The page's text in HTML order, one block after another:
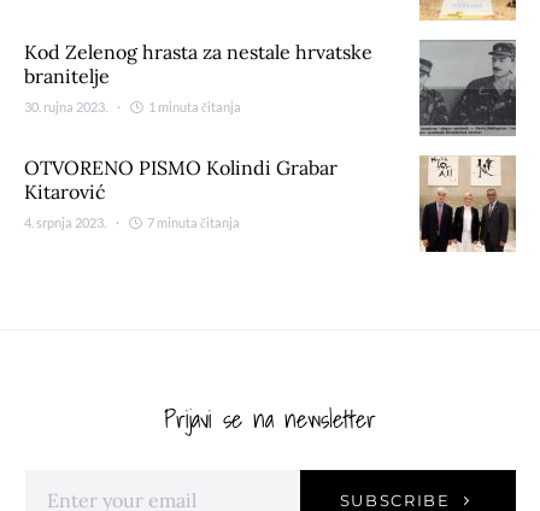
Kod Zelenog hrasta za nestale hrvatske
branitelje
30. rujna 2023. 1 minuta čitanja
OTVORENO PISMO Kolindi Grabar
Kitarović
4. srpnja 2023. 7 minuta čitanja
Prijavi se na newsletter
SUBSCRIBE